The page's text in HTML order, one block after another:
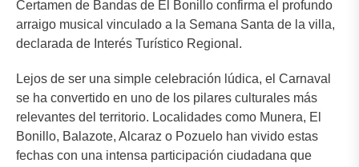
Certamen de Bandas de El Bonillo confirma el profundo
arraigo musical vinculado a la Semana Santa de la villa,
declarada de Interés Turístico Regional.
Lejos de ser una simple celebración lúdica, el Carnaval
se ha convertido en uno de los pilares culturales más
relevantes del territorio. Localidades como Munera, El
Bonillo, Balazote, Alcaraz o Pozuelo han vivido estas
fechas con una intensa participación ciudadana que